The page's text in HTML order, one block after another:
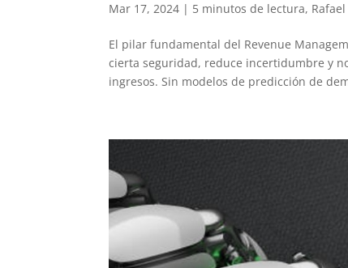
Mar 17, 2024 | 5 minutos de lectura,
El pilar fundamental del Revenue
cierta seguridad, reduce incertidumbre y
ingresos. Sin modelos de predicción de